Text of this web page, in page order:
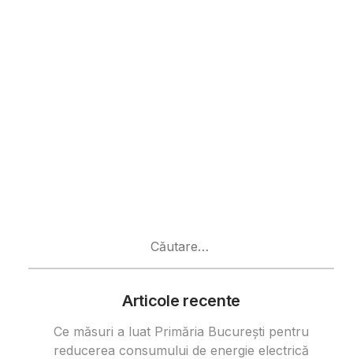
Articole recente
Ce măsuri a luat Primăria București pentru
reducerea consumului de energie electrică